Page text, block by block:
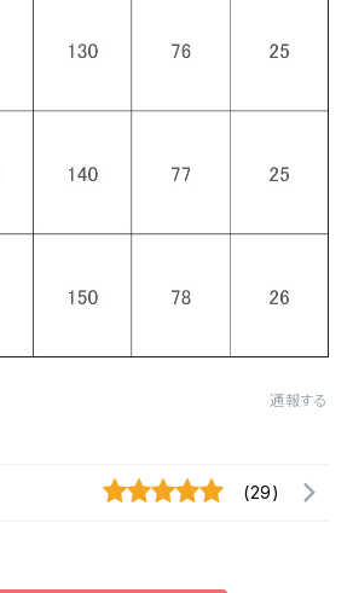
通報する
(29)